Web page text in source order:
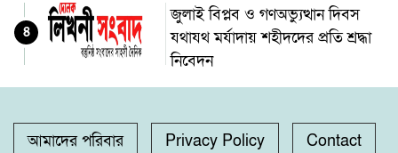
জুলাই বিপ্লব ও গণঅভ্যুত্থান দিবস
যথাযথ মর্যাদায় শহীদদের প্রতি শ্রদ্ধা
নিবেদন
৪
উদ্ধার
৫
আমাদের পরিবার Privacy Policy Contact